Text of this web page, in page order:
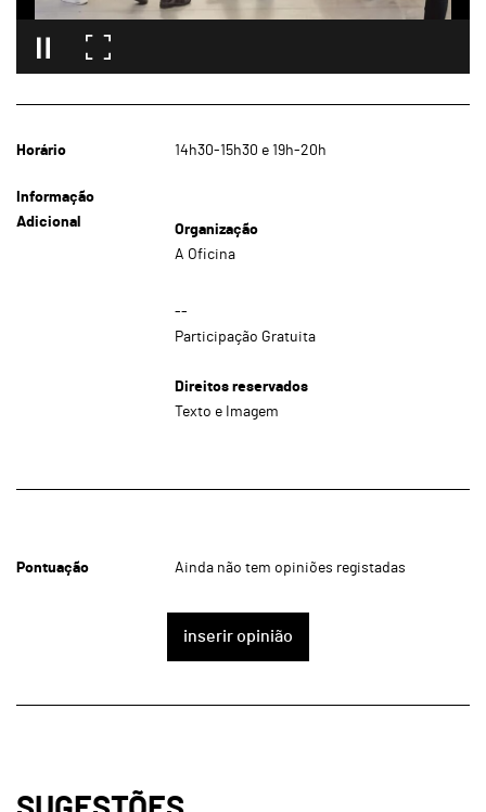
Horário 14h30-15h30 e 19h-20h
Informação
Adicional
Organização
A Oficina
--
Participação Gratuita
Direitos reservados
Texto e Imagem
Pontuação Ainda não tem opiniões registadas
inserir opinião